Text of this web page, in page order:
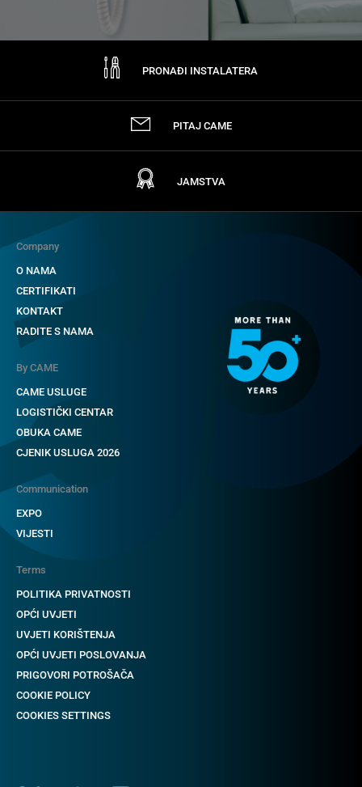
PRONAĐI INSTALATERA
PITAJ CAME
JAMSTVA
Company
O NAMA
CERTIFIKATI
KONTAKT
RADITE S NAMA
By CAME
CAME USLUGE
LOGISTIČKI CENTAR
OBUKA CAME
CJENIK USLUGA 2026
Communication
EXPO
VIJESTI
Terms
POLITIKA PRIVATNOSTI
OPĆI UVJETI
UVJETI KORIŠTENJA
OPĆI UVJETI POSLOVANJA
PRIGOVORI POTROŠAČA
COOKIE POLICY
COOKIES SETTINGS